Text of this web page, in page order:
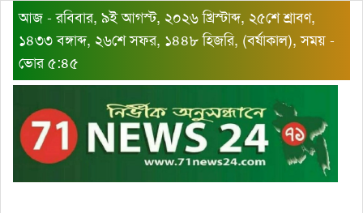
আজ - রবিবার, ৯ই আগস্ট, ২০২৬ খ্রিস্টাব্দ, ২৫শে শ্রাবণ,
১৪৩৩ বঙ্গাব্দ, ২৬শে সফর, ১৪৪৮ হিজরি, (বর্ষাকাল), সময় -
ভোর ৫:৪৫